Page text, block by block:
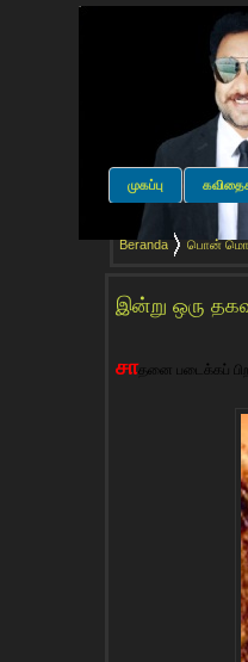
முகப்பு
Beranda பொன்
இன்று ஒரு
சாதனை படைக்கப்